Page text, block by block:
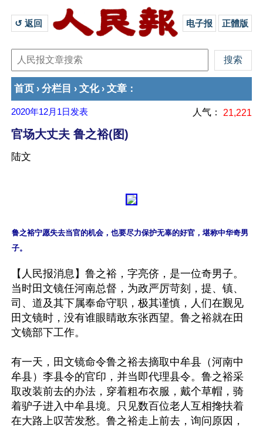
↺ 返回 电子报 正體版
首页 › 分栏目 › 文化› 文章 ：
2020年12月1日 发表 人气： 21,221
官场大丈夫 鲁之裕(图)
陆文
鲁之裕宁愿失去当官的机会，也要尽力保护无辜的好官，堪称中华奇男
【人民报消息】鲁之裕，字亮侪，是一位奇男子。
当时田文镜任河南总督，为政严厉苛刻，提、镇、
司、道及其下属奉命守职，极其谨慎，人们在觐见
田文镜时，没有谁眼睛敢东张西望。鲁之裕就在田
文镜部下工作。
有一天，田文镜命令鲁之裕去摘取中牟县（河南中
牟县）李县令的官印，并当即代理县令。鲁之裕采
取改装前去的办法，穿着粗布衣服，戴个草帽，骑
着驴子进入中牟县境。只见数百位老人互相搀扶着
在大路上叹苦发愁。鲁之裕走上前去，询问原因，